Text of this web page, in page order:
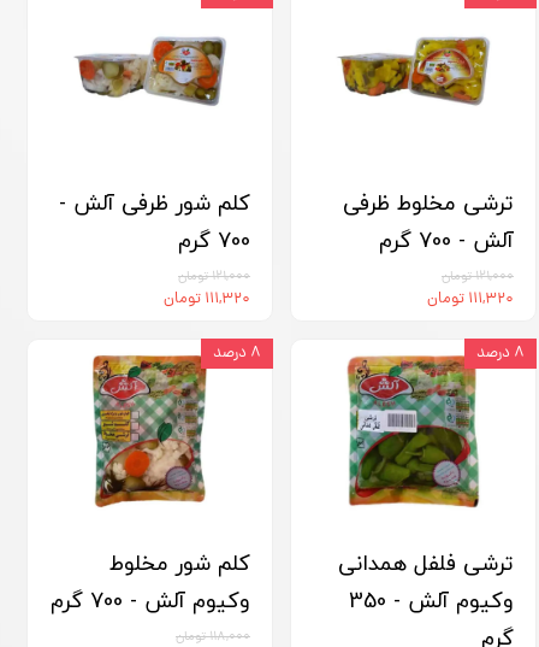
ترشی مخلوط ظرفی
آلش - 700 گرم
۱۲۱,۰۰۰ تومان
۱۱۱,۳۲۰ تومان
کلم شور ظرفی آلش -
700 گرم
۱۲۱,۰۰۰ تومان
۱۱۱,۳۲۰ تومان
ترشی فلفل همدانی
وکیوم آلش - 350
گرم
۸ درصد
کلم شور مخلوط
وکیوم آلش - 700 گرم
۱۱۸,۰۰۰ تومان
۸ درصد